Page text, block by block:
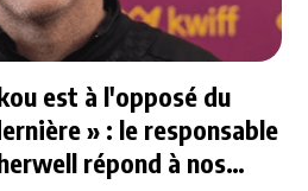
est à l'opposé du
» : le responsable
répond à nos